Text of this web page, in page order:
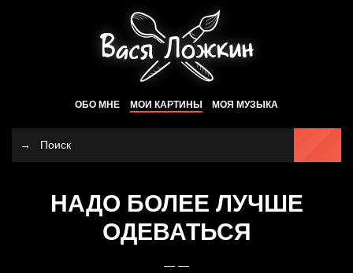
ОБО МНЕ МОИ КАРТИНЫ МОЯ МУЗЫКА
НАДО БОЛЕЕ ЛУЧШЕ
ОДЕВАТЬСЯ
— —